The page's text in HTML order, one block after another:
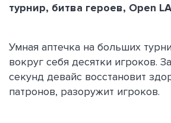
турнир, битва героев, Open
Умная аптечка на больших
вокруг себя десятки игроков.
секунд девайс восстановит
патронов, разоружит игроков.